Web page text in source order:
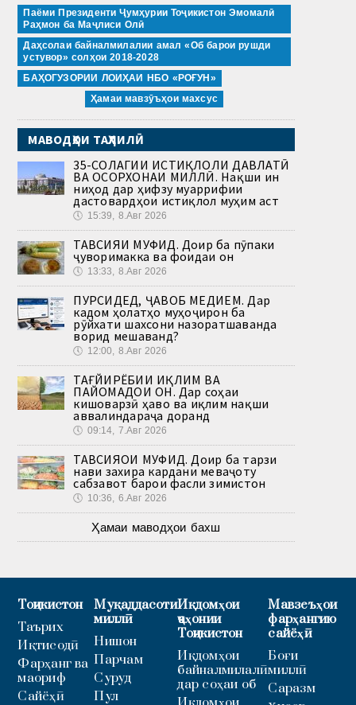
Паёми Президенти Ҷумҳурии Тоҷикистон Эмомалӣ
Раҳмон ба Маҷлиси Олӣ
Даҳсолаи байналмилалии амал «Об барои рушди
устувор» солҳои 2018-2028
БАҲОГУЗОРИИ ЛОИҲАИ НБО «РОҒУН»
Ҳамаи мавзӯъҳои махсус
МАВОДҲОИ ТАҲЛИЛӢ
35-СОЛАГИИ ИСТИҚЛОЛИ ДАВЛАТӢ
ВА ОСОРХОНАИ МИЛЛӢ. Нақши ин
ниҳод дар ҳифзу муаррифии
дастовардҳои истиқлол муҳим аст
🕔 15:39, 8.Авг 2026
ТАВСИЯИ МУФИД. Доир ба пӯпаки
ҷуворимакка ва фоидаи он
🕔 13:33, 8.Авг 2026
ПУРСИДЕД, ҶАВОБ МЕДИҲЕМ. Дар
кадом ҳолатҳо муҳоҷирон ба
рӯйхати шахсони назоратшаванда
ворид мешаванд?
🕔 12:00, 8.Авг 2026
ТАҒЙИРЁБИИ ИҚЛИМ ВА
ПАЙОМАДҲОИ ОН. Дар соҳаи
кишоварзӣ ҳаво ва иқлим нақши
аввалиндараҷа доранд
🕔 09:14, 7.Авг 2026
ТАВСИЯҲОИ МУФИД. Доир ба тарзи
нави захира кардани меваҷоту
сабзавот барои фасли зимистон
🕔 10:36, 6.Авг 2026
Ҳамаи маводҳои бахш
Тоҷикистон
Таърих
Иқтисодӣ
Фарҳанг ва
маориф
Сайёҳӣ
Муқаддасоти
миллӣ
Нишон
Парчам
Суруд
Пул
Иқдомҳои
ҷаҳонии
Тоҷикистон
Иқдомҳои
байналмилалӣ
дар соҳаи об
Мавзеъҳои
фарҳангию
сайёҳӣ
Боғи
миллӣ
Саразм